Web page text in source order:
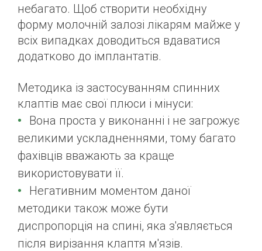
небагато. Щоб створити необхідну
форму молочній залозі лікарям майже у
всіх випадках доводиться вдаватися
додатково до імплантатів.
Методика із застосуванням спинних
клаптів має свої плюси і мінуси:
Вона проста у виконанні і не загрожує
великими ускладненнями, тому багато
фахівців вважають за краще
використовувати її.
Негативним моментом даної
методики також може бути
диспропорція на спині, яка з'являється
після вирізання клаптя м'язів.